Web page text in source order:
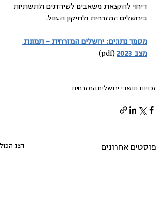
דיחוי להקצאת משאבים לשירותים ולתשתיות
בירושלים המזרחית ולתיקון העוול.
מסמך נתונים: ירושלים המזרחית – תמונת
מצב 2023
(pdf)
זכויות תושבי ירושלים המזרחית
פוסטים אחרונים הצג הכול